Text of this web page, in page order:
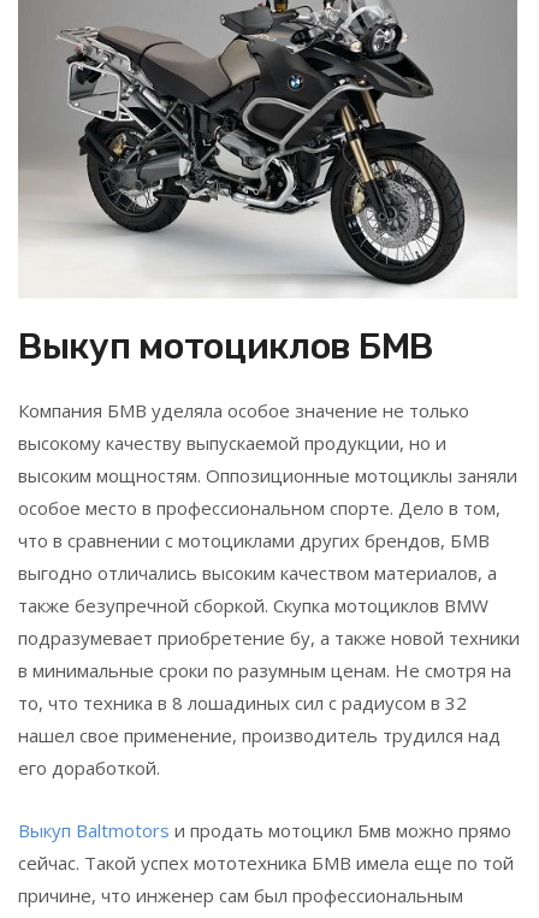
Выкуп мотоциклов БМВ
Компания БМВ уделяла особое значение не только
высокому качеству выпускаемой продукции, но и
высоким мощностям. Оппозиционные мотоциклы заняли
особое место в профессиональном спорте. Дело в том,
что в сравнении с мотоциклами других брендов, БМВ
выгодно отличались высоким качеством материалов, а
также безупречной сборкой. Скупка мотоциклов BMW
подразумевает приобретение бу, а также новой техники
в минимальные сроки по разумным ценам. Не смотря на
то, что техника в 8 лошадиных сил с радиусом в 32
нашел свое применение, производитель трудился над
его доработкой.
Выкуп Baltmotors и продать мотоцикл Бмв можно прямо
сейчас. Такой успех мототехника БМВ имела еще по той
причине, что инженер сам был профессиональным